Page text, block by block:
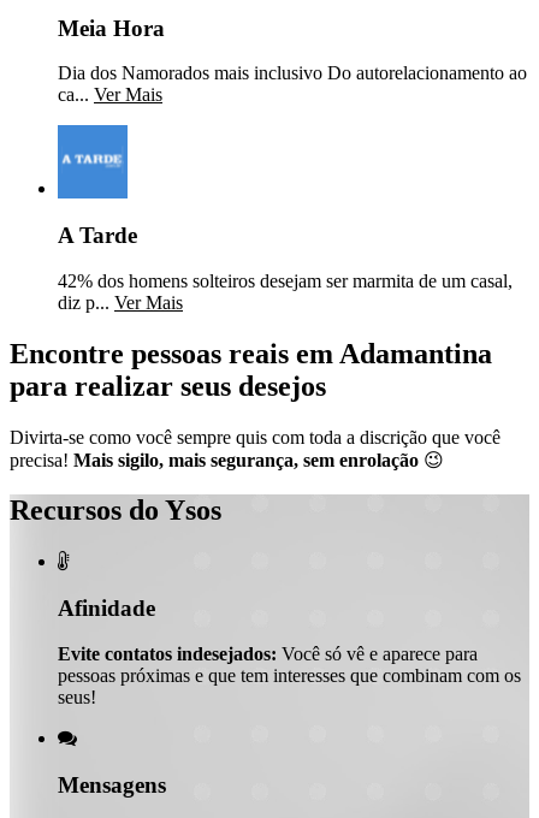
Meia Hora
Dia dos Namorados mais inclusivo Do autorelacionamento ao
ca... Ver Mais
A Tarde
42% dos homens solteiros desejam ser marmita de um casal,
diz p... Ver Mais
Encontre pessoas reais em Adamantina
para realizar seus desejos
Divirta-se como você sempre quis com toda a discrição que você
precisa! Mais sigilo, mais segurança, sem enrolação 😉
Recursos do Ysos

Afinidade
Evite contatos indesejados: Você só vê e aparece para
pessoas próximas e que tem interesses que combinam com os
seus!

Mensagens